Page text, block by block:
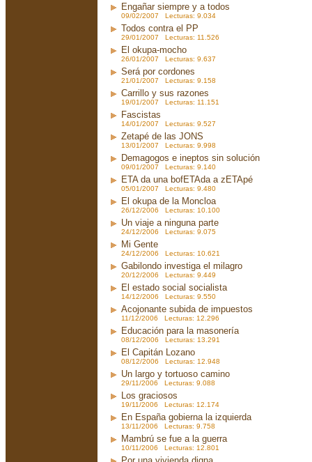
Engañar siempre y a todos
09/02/2007 Lecturas: 9.034
Todos contra el PP
29/01/2007 Lecturas: 11.526
El okupa-mocho
26/01/2007 Lecturas: 9.637
Será por cordones
21/01/2007 Lecturas: 9.158
Carrillo y sus razones
19/01/2007 Lecturas: 11.151
Fascistas
14/01/2007 Lecturas: 9.527
Zetapé de las JONS
13/01/2007 Lecturas: 9.998
Demagogos e ineptos sin solución
09/01/2007 Lecturas: 9.140
ETA da una bofETAda a zETApé
05/01/2007 Lecturas: 9.480
El okupa de la Moncloa
26/12/2006 Lecturas: 10.100
Un viaje a ninguna parte
24/12/2006 Lecturas: 9.075
Mi Gente
24/12/2006 Lecturas: 10.621
Gabilondo investiga el milagro
20/12/2006 Lecturas: 9.449
El estado social socialista
14/12/2006 Lecturas: 9.550
Acojonante subida de impuestos
11/12/2006 Lecturas: 12.296
Educación para la masonería
08/12/2006 Lecturas: 13.291
El Capitán Lozano
08/12/2006 Lecturas: 12.948
Un largo y tortuoso camino
29/11/2006 Lecturas: 9.088
Los graciosos
19/11/2006 Lecturas: 12.174
En España gobierna la izquierda
13/11/2006 Lecturas: 9.758
Mambrú se fue a la guerra
10/11/2006 Lecturas: 12.801